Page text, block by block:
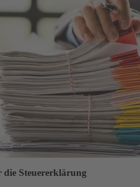
die Steuererklärung